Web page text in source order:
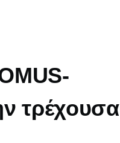
τρέχουσα